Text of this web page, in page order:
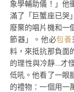
象學輔助儀！」他
滿了「巨蟹座已哭
廢棄的唱片機和一
節器」。他必包養
料，來抵抗那負面
的理性與冷靜…才
低吼。他看了一眼
的禮物：一個用一